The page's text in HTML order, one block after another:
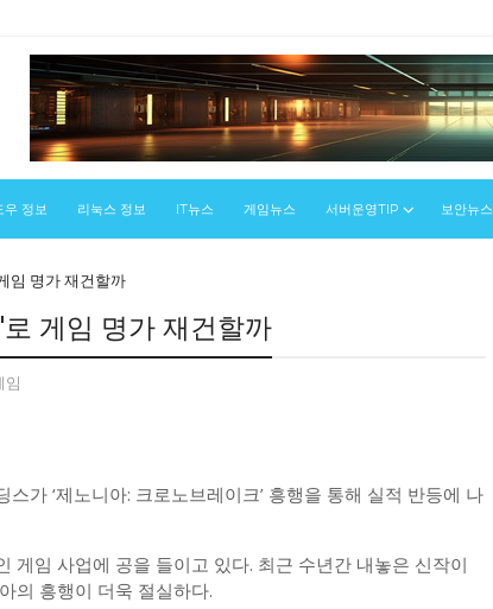
우 정보 리눅스 정보 IT뉴스 게임뉴스 서버운영TIP 보안뉴스
임 명가 재건할까
게임 명가 재건할까
임
가 ‘제노니아: 크로노브레이크’ 흥행을 통해 실적 반등에 나
게임 사업에 공을 들이고 있다. 최근 수년간 내놓은 신작이
의 흥행이 더욱 절실하다.